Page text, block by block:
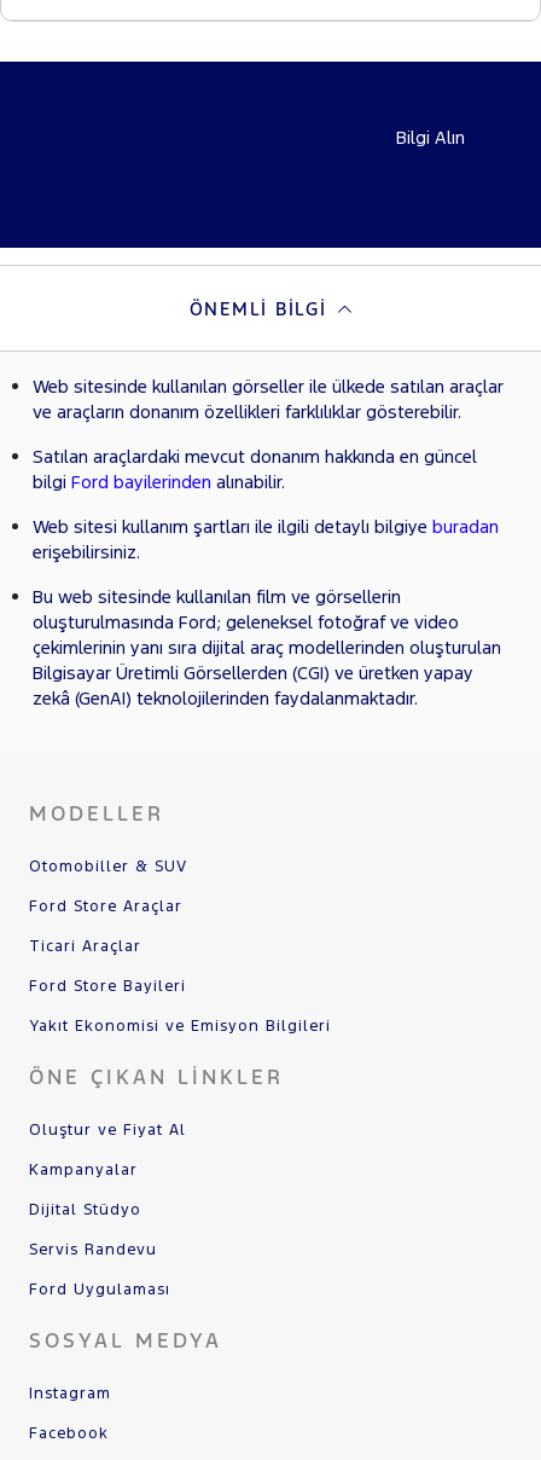
Bilgi Alın
ÖNEMLI BILGI
Web sitesinde kullanılan görseller ile ülkede satılan araçlar
ve araçların donanım özellikleri farklılıklar gösterebilir.
Satılan araçlardaki mevcut donanım hakkında en güncel
bilgi Ford bayilerinden alınabilir.
Web sitesi kullanım şartları ile ilgili detaylı bilgiye buradan
erişebilirsiniz.
Bu web sitesinde kullanılan film ve görsellerin
oluşturulmasında Ford; geleneksel fotoğraf ve video
çekimlerinin yanı sıra dijital araç modellerinden oluşturulan
Bilgisayar Üretimli Görsellerden (CGI) ve üretken yapay
zekâ (GenAI) teknolojilerinden faydalanmaktadır.
MODELLER
Otomobiller & SUV
Ford Store Araçlar
Ticari Araçlar
Ford Store Bayileri
Yakıt Ekonomisi ve Emisyon Bilgileri
ÖNE ÇIKAN LINKLER
Oluştur ve Fiyat Al
Kampanyalar
Dijital Stüdyo
Servis Randevu
Ford Uygulaması
SOSYAL MEDYA
Instagram
Facebook